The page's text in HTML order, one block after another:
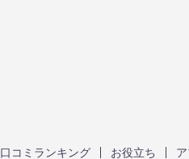
口コミランキング お役立ち